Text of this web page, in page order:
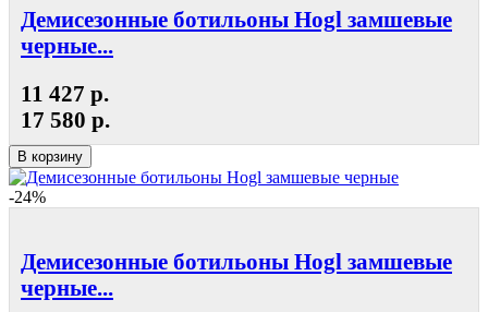
Демисезонные ботильоны Hogl замшевые
черные...
11 427 р.
17 580 р.
В корзину
-24%
Демисезонные ботильоны Hogl замшевые
черные...